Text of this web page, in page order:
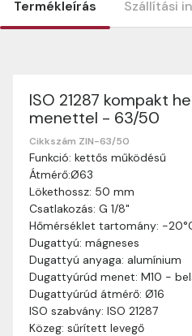
Termékleírás Szállítási
ISO 21287 kompakt
menettel - 63/50
Cikkszám ZIN-63/50
Funkció: kettős működésű
Átmérő:Ø63
Lökethossz: 50 mm
Csatlakozás: G 1/8"
Hőmérséklet tartomány: -
Dugattyú: mágneses
Dugattyú anyaga: alumínium
Dugattyúrúd menet: M10 -
Dugattyúrúd átmérő: Ø16
ISO szabvány: ISO 21287
Közeg: sűrített levegő
Szállítási információk
Nagyon köszönjük, hogy
vásárlásaitokhoz. Az
információinkat, hogy a
zökkenőmentesen
Szállítási idő:
munkanapon belül
valamilyen okból
ideig tart, előre
Szállítási díj: A
és a szállítási cím
díjat a vásárlás
mielőtt a rendelést